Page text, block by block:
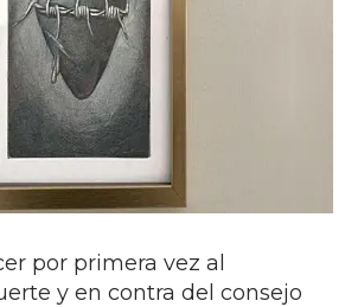
por primera vez al
y en contra del consejo